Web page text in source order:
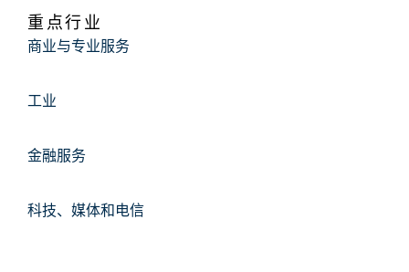
重点行业
商业与专业服务
工业
金融服务
科技、媒体和电信